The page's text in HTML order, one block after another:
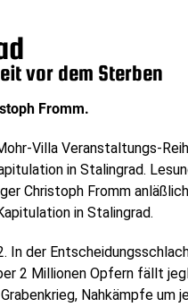
vor dem Sterben
Fromm.
Villa Veranstaltungs-
in Stalingrad.
Christoph Fromm
in Stalingrad.
In der
2 Millionen Opfern fällt
Nahkämpfe um